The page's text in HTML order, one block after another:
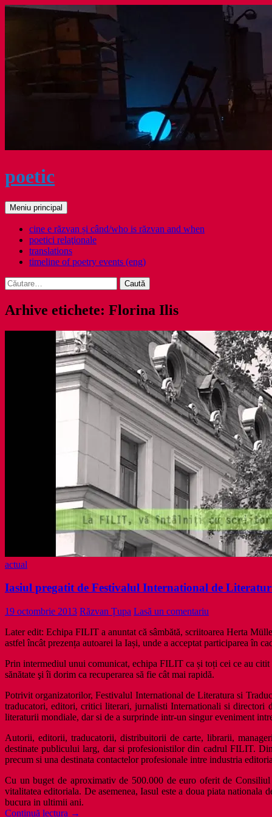
Sari
poetic
Caută
Meniu principal
cine e răzvan și când/who is răzvan and when
poetici relaţionale
translations
timeline of poetry events (eng)
Caută
după:
Arhive etichete: Florina Ilis
actual
Iasiul pregatit de Festivalul International de
19 octombrie 2013 Răzvan Țupa Lasă un comentariu
Later edit: Echipa FILIT a anuntat că sâmbătă, scriitoarea Herta
astfel încât prezența autoarei la Iași, unde a acceptat participarea în
Prin intermediul unui comunicat, echipa FILIT ca și toți cei ce au
sănătate şi îi dorim ca recuperarea să fie cât mai rapidă.
Potrivit organizatorilor, Festivalul International de Literatura si
traducatori, editori, critici literari, jurnalisti Internationali si directori
literaturii mondiale, dar si de a surprinde intr-un singur eveniment
Autorii, editorii, traducatorii, distribuitorii de carte, librarii,
destinate publicului larg, dar si profesionistilor din cadrul FILIT.
precum si una destinata contactelor profesionale intre industria
Cu un buget de aproximativ de 500.000 de euro oferit de
vitalitatea editoriala. De asemenea, Iasul este a doua piata
bucura in ultimii ani.
Continuă lectura Iasiul
→